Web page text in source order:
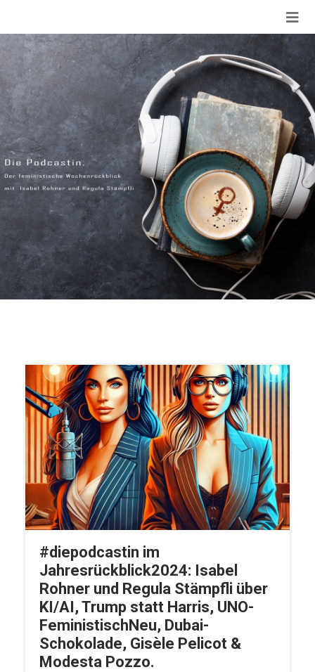
#diepodcastin im
Jahresrückblick2024: Isabel
Rohner und Regula Stämpfli über
KI/AI, Trump statt Harris, UNO-
FeministischNeu, Dubai-
Schokolade, Gisèle Pelicot &
Modesta Pozzo.